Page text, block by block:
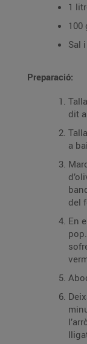
1
100
Sal
Preparació:
dit
a
del
En